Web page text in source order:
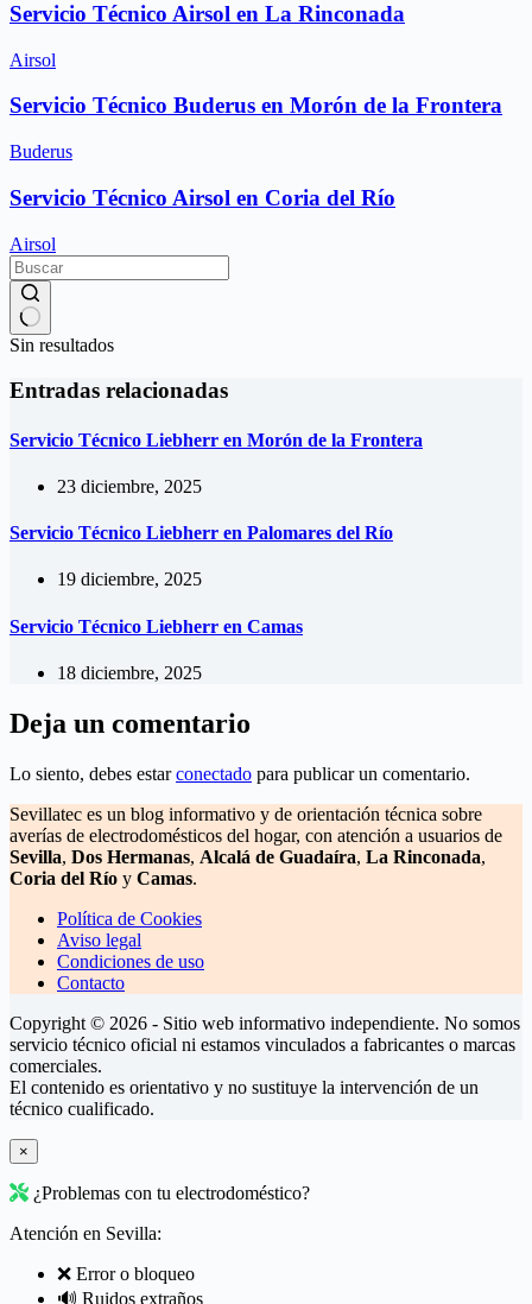
Servicio Técnico Airsol en La Rinconada
Airsol
Servicio Técnico Buderus en Morón de la Frontera
Buderus
Servicio Técnico Airsol en Coria del Río
Airsol
Sin resultados
Entradas relacionadas
Servicio Técnico Liebherr en Morón de la Frontera
23 diciembre, 2025
Servicio Técnico Liebherr en Palomares del Río
19 diciembre, 2025
Servicio Técnico Liebherr en Camas
18 diciembre, 2025
Deja un comentario
Lo siento, debes estarconectado para publicar un comentario.
Sevillatec es un blog informativo y de orientación técnica sobre
averías de electrodomésticos del hogar, con atención a usuarios de
Sevilla, Dos Hermanas, Alcalá de Guadaíra, La Rinconada,
Coria del Río y Camas.
Política de Cookies
Aviso legal
Condiciones de uso
Contacto
Copyright © 2026 - Sitio web informativo independiente. No somos
servicio técnico oficial ni estamos vinculados a fabricantes o marcas
comerciales.
El contenido es orientativo y no sustituye la intervención de un
técnico cualificado.
×
¿Problemas con tu electrodoméstico?
Atención en Sevilla:
❌ Error o bloqueo
🔊 Ruidos extraños